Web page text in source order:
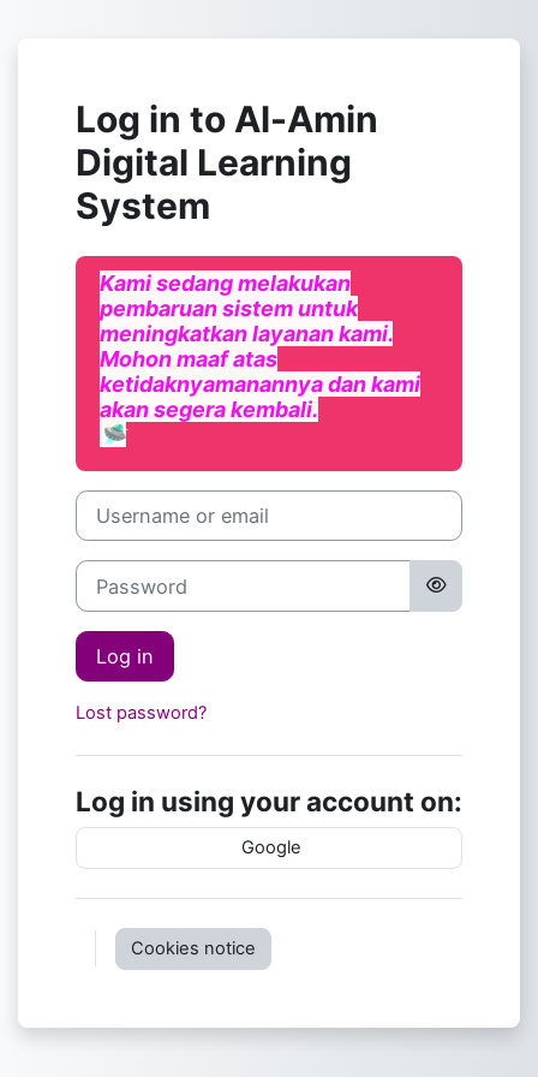
Log in to Al-Amin
Digital Learning
System
Kami sedang melakukan
pembaruan sistem untuk
meningkatkan layanan kami.
Mohon maaf atas
ketidaknyamanannya dan kami
akan segera kembali.
🛸
Username or email
Password
Log in
Lost password?
Log in using your account on:
Google
Cookies notice